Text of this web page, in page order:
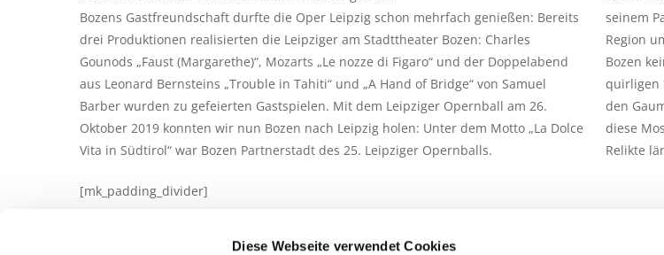
Diese Webseite verwendet Cookies
Bozens Gastfreundschaft durfte die Oper Leipzig schon mehrfach genießen: Bereits
drei Produktionen realisierten die Leipziger am Stadttheater Bozen: Charles
Gounods „Faust (Margarethe)“, Mozarts „Le nozze di Figaro“ und der Doppelabend
aus Leonard Bernsteins „Trouble in Tahiti“ und „A Hand of Bridge“ von Samuel
Barber wurden zu gefeierten Gastspielen. Mit dem Leipziger Opernball am 26.
Oktober 2019 konnten wir nun Bozen nach Leipzig holen: Unter dem Motto „La Dolce
Vita in Südtirol“ war Bozen Partnerstadt des 25. Leipziger Opernballs.
seinem
Region
Bozen
quirligen
den
diese
Relikte
[mk_padding_divider]